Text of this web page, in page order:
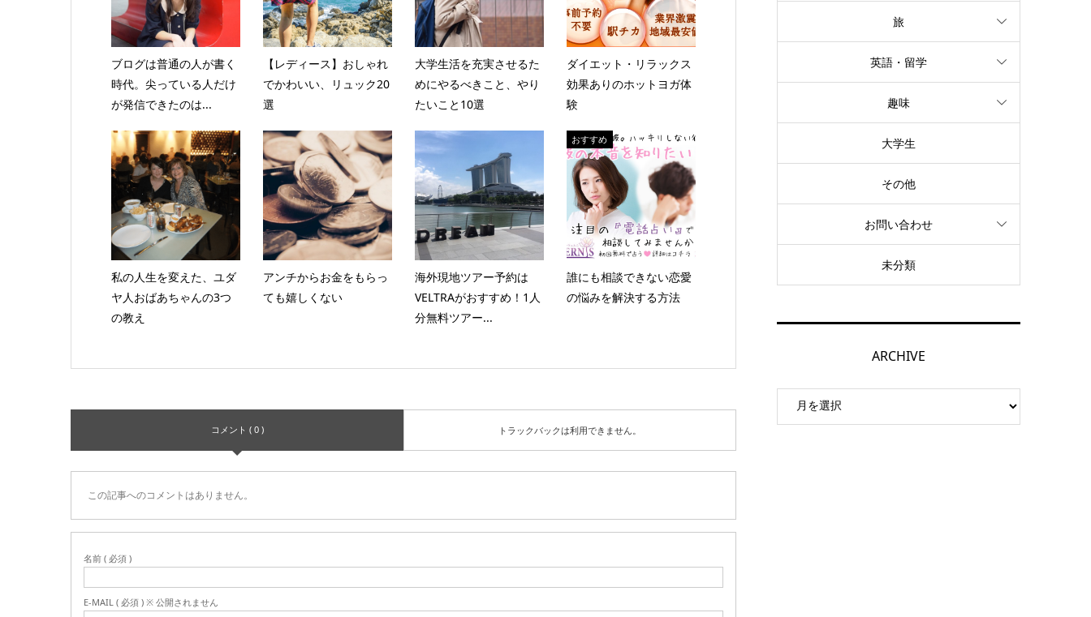
ブログは普通の人が書く
時代。尖っている人だけ
が発信できたのは...
【レディース】おしゃれ
でかわいい、リュック20
選
大学生活を充実させるた
めにやるべきこと、やり
たいこと10選
ダイエット・リラックス
効果ありのホットヨガ体
験
私の人生を変えた、ユダ
ヤ人おばあちゃんの3つ
の教え
アンチからお金をもらっ
ても嬉しくない
海外現地ツアー予約は
VELTRAがおすすめ！1人
分無料ツアー...
おすすめ
誰にも相談できない恋愛
の悩みを解決する方法
コメント ( 0 ) トラックバックは利用できません。
この記事へのコメントはありません。
名前 ( 必須 )
E-MAIL ( 必須 ) ※ 公開されません
旅
英語・留学
趣味
大学生
その他
お問い合わせ
未分類
ARCHIVE